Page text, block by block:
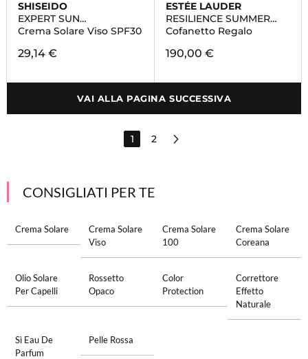
SHISEIDO
EXPERT SUN
PROTECTOR
Crema Solare Viso SPF30
29,14 €
ESTÉE LAUDER
RESILIENCE SUMMER
SET
Cofanetto Regalo
190,00 €
VAI ALLA PAGINA SUCCESSIVA
1 2
CONSIGLIATI PER TE
Crema Solare
Crema Solare
Viso
Crema Solare
100
Crema Solare
Coreana
Olio Solare
Per Capelli
Rossetto
Opaco
Color
Protection
Correttore
Effetto
Naturale
Sì Eau De
Parfum
Pelle Rossa